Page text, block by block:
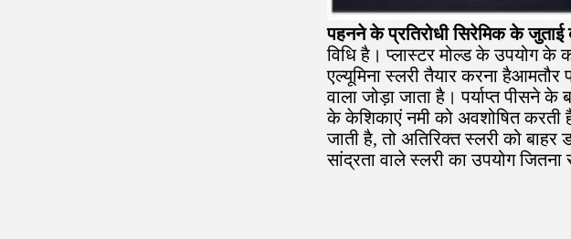
पहनने के प्रतिरोधी सिरेमिक के जुताई
विधि है। प्लास्टर मोल्ड के उपयोग
एल्यूमिना स्लरी तैयार करना
वाला जोड़ा जाता है। पर्याप्त पीसने
के केशिकाएं नमी को अवशोषित करती
जाती है, तो अतिरिक्त स्लरी को
सांद्रता वाले स्लरी का उपयोग जितना